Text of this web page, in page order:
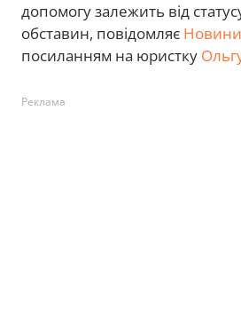
допомогу залежить від
обставин, повідомляє
посиланням на юристку
Реклама